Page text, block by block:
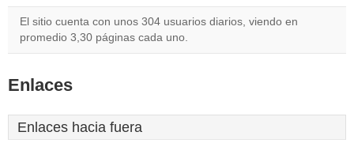
El sitio cuenta con unos 304 usuarios diarios, viendo en
promedio 3,30 páginas cada uno.
Enlaces
Enlaces hacia fuera